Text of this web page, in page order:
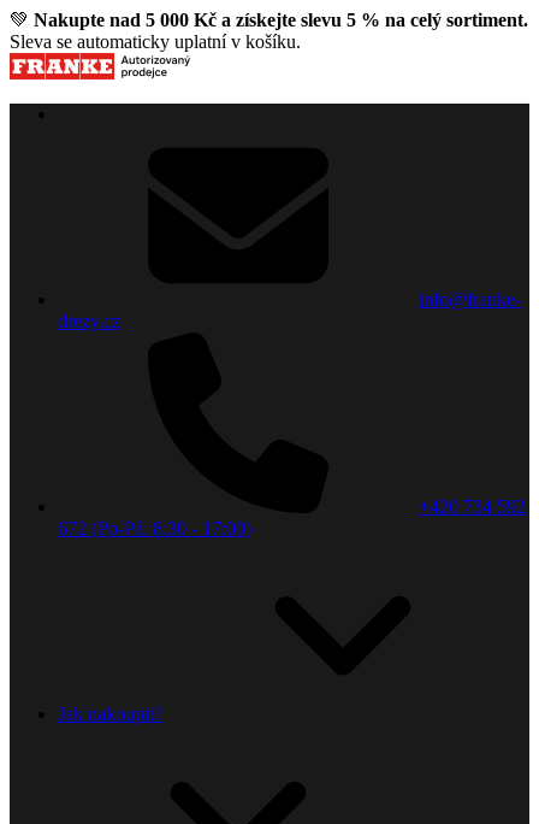
💚 Nakupte nad 5 000 Kč a získejte slevu 5 % na celý sortiment.
Sleva se automaticky uplatní v košíku.
info@franke-
drezy.cz
+420 734 592
672 (Po-Pá: 8:30 - 17:00)
Jak nakoupit?